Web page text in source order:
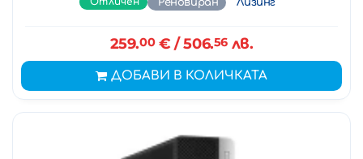
259.00€ / 506.56лв.
ДОБАВИ В КОЛИЧКАТА